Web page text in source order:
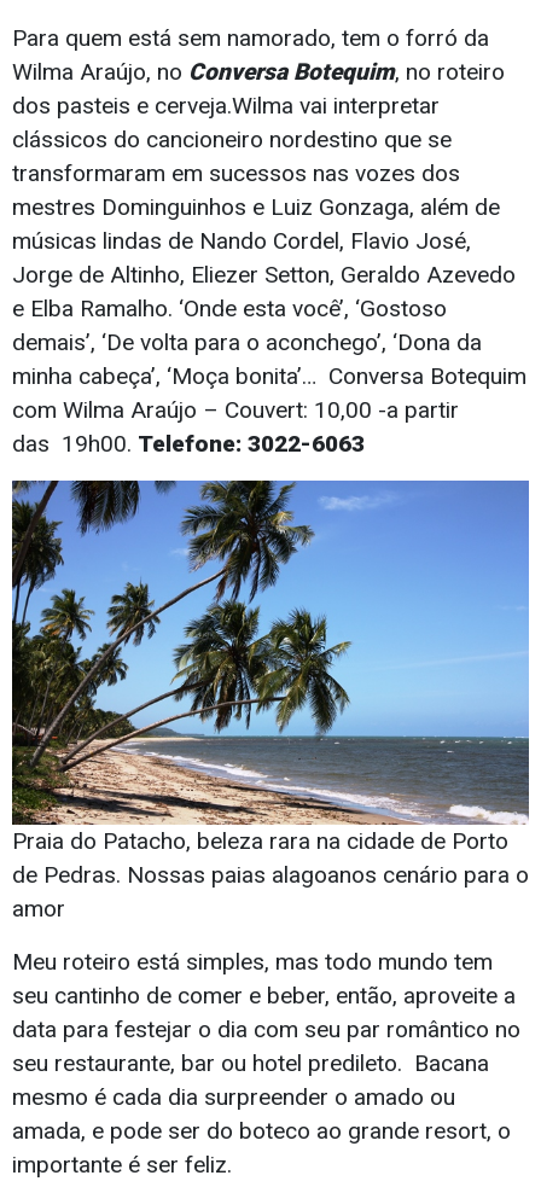
Para quem está sem namorado, tem o forró da
Wilma Araújo, no Conversa Botequim, no roteiro
dos pasteis e cerveja.Wilma vai interpretar
clássicos do cancioneiro nordestino que se
transformaram em sucessos nas vozes dos
mestres Dominguinhos e Luiz Gonzaga, além de
músicas lindas de Nando Cordel, Flavio José,
Jorge de Altinho, Eliezer Setton, Geraldo Azevedo
e Elba Ramalho. ‘Onde esta você’, ‘Gostoso
demais’, ‘De volta para o aconchego’, ‘Dona da
minha cabeça’, ‘Moça bonita’… Conversa Botequim
com Wilma Araújo – Couvert: 10,00 -a partir
das 19h00. Telefone: 3022-6063
Praia do Patacho, beleza rara na cidade de Porto
de Pedras. Nossas paias alagoanos cenário para o
amor
Meu roteiro está simples, mas todo mundo tem
seu cantinho de comer e beber, então, aproveite a
data para festejar o dia com seu par romântico no
seu restaurante, bar ou hotel predileto. Bacana
mesmo é cada dia surpreender o amado ou
amada, e pode ser do boteco ao grande resort, o
importante é ser feliz.